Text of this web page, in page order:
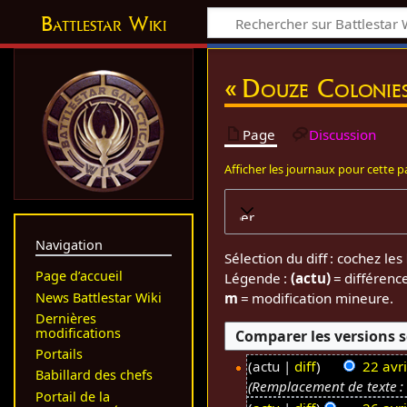
Battlestar Wiki
« Douze
Page Discussion
Afficher les journaux pour cette
Développer
Sélection du diff : cochez
Légende :(actu)=
m = modification mineure.
actu diff 22
Remplacement de texte :
Navigation
Page d’accueil
News Battlestar Wiki
Dernières
modifications
Portails
Babillard des chefs
Portail de la